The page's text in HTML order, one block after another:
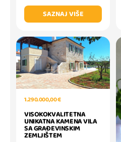
SAZNAJ VIŠE
1.290.000,00 €
VISOKOKVALITETNA
UNIKATNA KAMENA VILA
SA GRAĐEVINSKIM
ZEMLJIŠTEM